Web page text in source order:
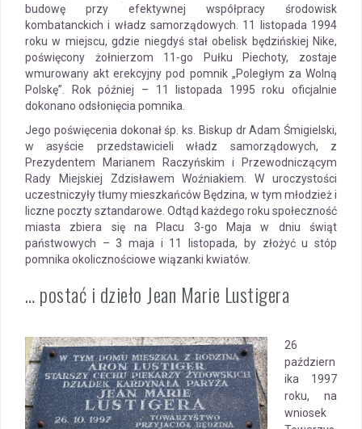
budowę przy efektywnej współpracy środowisk
kombatanckich i władz samorządowych. 11 listopada 1994
roku w miejscu, gdzie niegdyś stał obelisk będzińskiej Nike,
poświęcony żołnierzom 11-go Pułku Piechoty, zostaje
wmurowany akt erekcyjny pod pomnik „Poległym za Wolną
Polskę”. Rok później – 11 listopada 1995 roku oficjalnie
dokonano odsłonięcia pomnika.
Jego poświęcenia dokonał śp. ks. Biskup dr Adam Śmigielski,
w asyście przedstawicieli władz samorządowych, z
Prezydentem Marianem Raczyńskim i Przewodniczącym
Rady Miejskiej Zdzisławem Woźniakiem. W uroczystości
uczestniczyły tłumy mieszkańców Będzina, w tym młodzież i
liczne poczty sztandarowe. Odtąd każdego roku społeczność
miasta zbiera się na Placu 3-go Maja w dniu świąt
państwowych – 3 maja i 11 listopada, by złożyć u stóp
pomnika okolicznościowe wiązanki kwiatów.
… postać i dzieło Jean Marie Lustigera
26
październ
ika 1997
roku, na
wniosek